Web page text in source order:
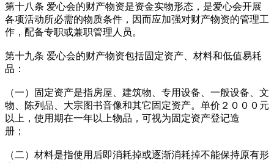
第十八条 爱心会的财产物资是资金实物形态，是爱心会开展
各项活动所必需的物质条件，因而应加强对财产物资的管理工
作，配备专职或兼职管理人员。
第十九条 爱心会的财产物资包括固定资产、材料和低值易耗
品：
（一）固定资产是指房屋、建筑物、专用设备、一般设备、文
物、陈列品、大宗图书音像和其它固定资产。单价２０００元
以上，使用期在一年以上物品，可视为固定资产登记造
册；
（二）材料是指使用后即消耗掉或逐渐消耗掉不能保持原有形